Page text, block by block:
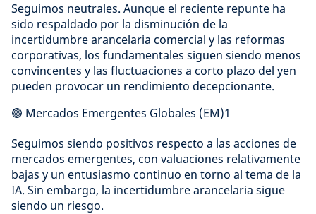
Seguimos neutrales. Aunque el reciente repunte ha
sido respaldado por la disminución de la
incertidumbre arancelaria comercial y las reformas
corporativas, los fundamentales siguen siendo menos
convincentes y las fluctuaciones a corto plazo del yen
pueden provocar un rendimiento decepcionante.
🟢 Mercados Emergentes Globales (EM)1
Seguimos siendo positivos respecto a las acciones de
mercados emergentes, con valuaciones relativamente
bajas y un entusiasmo continuo en torno al tema de la
IA. Sin embargo, la incertidumbre arancelaria sigue
siendo un riesgo.